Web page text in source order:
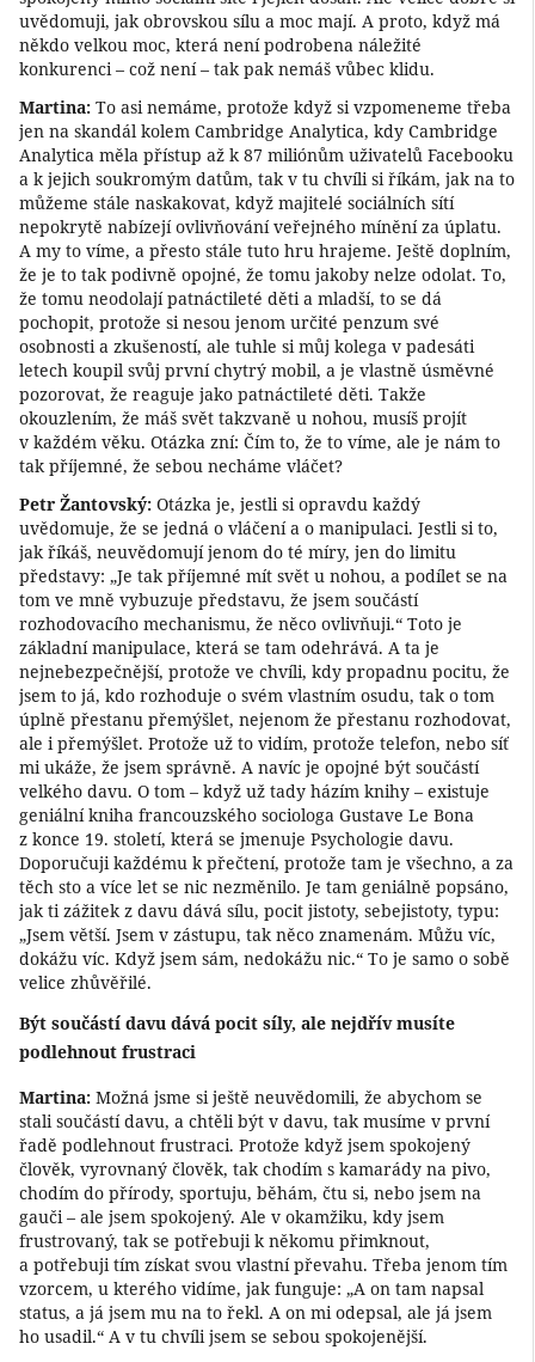
uvědomuji, jak obrovskou sílu a moc mají. A proto, když má
někdo velkou moc, která není podrobena náležité
konkurenci – což není – tak pak nemáš vůbec klidu.
Martina: To asi nemáme, protože když si vzpomeneme třeba
jen na skandál kolem Cambridge Analytica, kdy Cambridge
Analytica měla přístup až k 87 miliónům uživatelů Facebooku
a k jejich soukromým datům, tak v tu chvíli si říkám, jak na to
můžeme stále naskakovat, když majitelé sociálních sítí
nepokrytě nabízejí ovlivňování veřejného mínění za úplatu.
A my to víme, a přesto stále tuto hru hrajeme. Ještě doplním,
že je to tak podivně opojné, že tomu jakoby nelze odolat. To,
že tomu neodolají patnáctileté děti a mladší, to se dá
pochopit, protože si nesou jenom určité penzum své
osobnosti a zkušeností, ale tuhle si můj kolega v padesáti
letech koupil svůj první chytrý mobil, a je vlastně úsměvné
pozorovat, že reaguje jako patnáctileté děti. Takže
okouzlením, že máš svět takzvaně u nohou, musíš projít
v každém věku. Otázka zní: Čím to, že to víme, ale je nám to
tak příjemné, že sebou necháme vláčet?
Petr Žantovský: Otázka je, jestli si opravdu každý
uvědomuje, že se jedná o vláčení a o manipulaci. Jestli si to,
jak říkáš, neuvědomují jenom do té míry, jen do limitu
představy: „Je tak příjemné mít svět u nohou, a podílet se na
tom ve mně vybuzuje představu, že jsem součástí
rozhodovacího mechanismu, že něco ovlivňuji.“ Toto je
základní manipulace, která se tam odehrává. A ta je
nejnebezpečnější, protože ve chvíli, kdy propadnu pocitu, že
jsem to já, kdo rozhoduje o svém vlastním osudu, tak o tom
úplně přestanu přemýšlet, nejenom že přestanu rozhodovat,
ale i přemýšlet. Protože už to vidím, protože telefon, nebo síť
mi ukáže, že jsem správně. A navíc je opojné být součástí
velkého davu. O tom – když už tady házím knihy – existuje
geniální kniha francouzského sociologa Gustave Le Bona
z konce 19. století, která se jmenuje Psychologie davu.
Doporučuji každému k přečtení, protože tam je všechno, a za
těch sto a více let se nic nezměnilo. Je tam geniálně popsáno,
jak ti zážitek z davu dává sílu, pocit jistoty, sebejistoty, typu:
„Jsem větší. Jsem v zástupu, tak něco znamenám. Můžu víc,
dokážu víc. Když jsem sám, nedokážu nic.“ To je samo o sobě
velice zhůvěřilé.
Být součástí davu dává pocit síly, ale nejdřív musíte
podlehnout frustraci
Martina: Možná jsme si ještě neuvědomili, že abychom se
stali součástí davu, a chtěli být v davu, tak musíme v první
řadě podlehnout frustraci. Protože když jsem spokojený
člověk, vyrovnaný člověk, tak chodím s kamarády na pivo,
chodím do přírody, sportuju, běhám, čtu si, nebo jsem na
gauči – ale jsem spokojený. Ale v okamžiku, kdy jsem
frustrovaný, tak se potřebuji k někomu přimknout,
a potřebuji tím získat svou vlastní převahu. Třeba jenom tím
vzorcem, u kterého vidíme, jak funguje: „A on tam napsal
status, a já jsem mu na to řekl. A on mi odepsal, ale já jsem
ho usadil.“ A v tu chvíli jsem se sebou spokojenější.